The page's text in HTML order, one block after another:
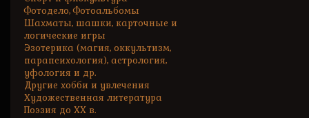
Фотодело, Фотоальбомы
Шахматы, шашки, карточные и
логические игры
Эзотерика (магия, оккультизм,
парапсихология), астрология,
уфология и др.
Другие хобби и увлечения
Художественная литература
Поэзия до XX в.